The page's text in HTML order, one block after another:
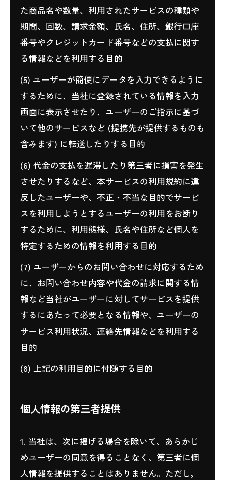
た商品名や数量、利用されたサービスの種類や
期間、回数、請求金額、氏名、住所、銀行口座
番号やクレジットカード番号などの支払に関す
る情報などを利用する目的
(5) ユーザーが簡便にデータを入力できるように
するために、当社に登録されている情報を入力
画面に表示させたり、ユーザーのご指示に基づ
いて他のサービスなど (提携先が提供するものも
含みます) に転送したりする目的
(6) 代金の支払を遅滞したり第三者に損害を発生
させたりするなど、本サービスの利用規約に違
反したユーザーや、不正・不当な目的でサービ
スを利用しようとするユーザーの利用をお断り
するために、利用態様、氏名や住所など個人を
特定するための情報を利用する目的
(7) ユーザーからのお問い合わせに対応するため
に、お問い合わせ内容や代金の請求に関する情
報など当社がユーザーに対してサービスを提供
するにあたって必要となる情報や、ユーザーの
サービス利用状況、連絡先情報などを利用する
目的
(8) 上記の利用目的に付随する目的
個人情報の第三者提供
1. 当社は、次に掲げる場合を除いて、あらかじ
めユーザーの同意を得ることなく、第三者に個
人情報を提供することはありません。ただし，